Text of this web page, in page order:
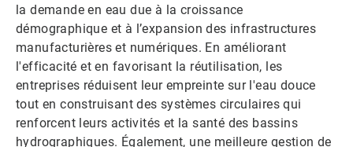
la demande en eau due à la croissance
démographique et à l’expansion des infrastructures
manufacturières et numériques. En améliorant
l'efficacité et en favorisant la réutilisation, les
entreprises réduisent leur empreinte sur l'eau douce
tout en construisant des systèmes circulaires qui
renforcent leurs activités et la santé des bassins
hydrographiques. Également, une meilleure gestion de